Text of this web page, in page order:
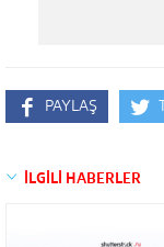
PAYLAŞ
İLGİLİ HABERLER